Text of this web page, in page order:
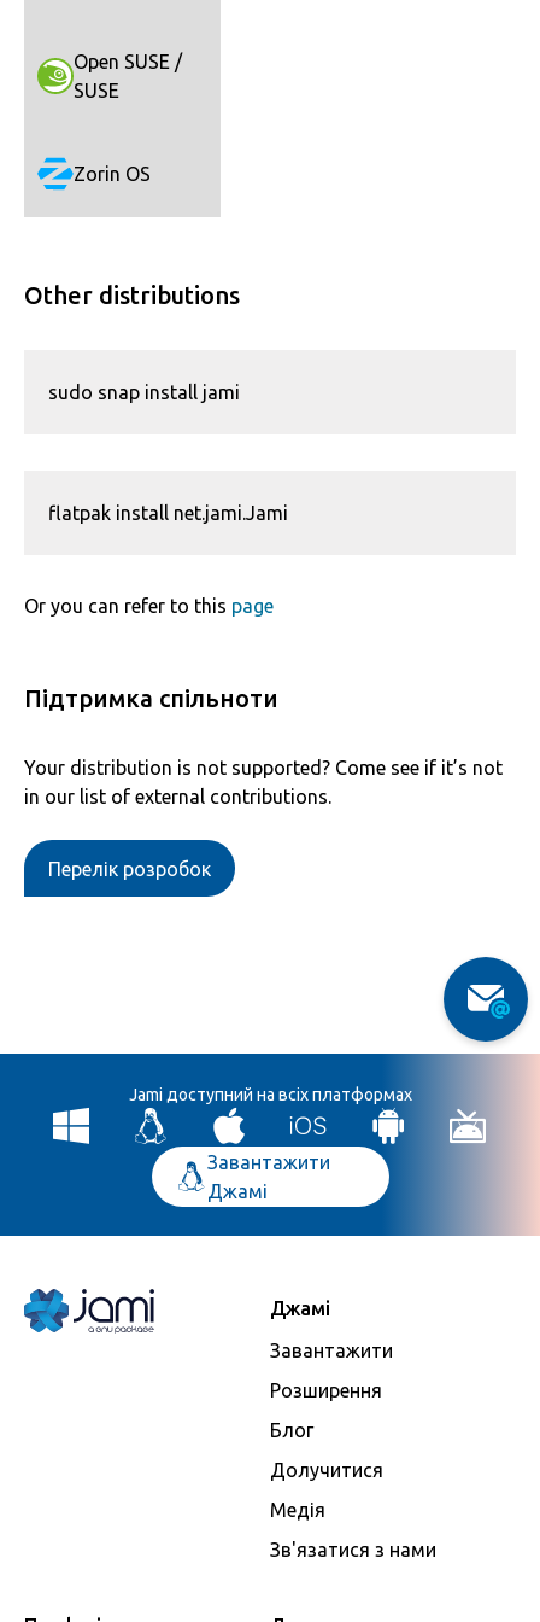
Open SUSE /
SUSE
Zorin OS
Other distributions
sudo snap install jami
flatpak install net.jami.Jami
Or you can refer to this page
Підтримка спільноти
Your distribution is not supported? Come see if it’s not
in our list of external contributions.
Перелік розробок
Jami доступний на всіх платформах
Завантажити
Джамі
Джамі
Завантажити
Розширення
Блог
Долучитися
Медія
Зв'язатися з нами